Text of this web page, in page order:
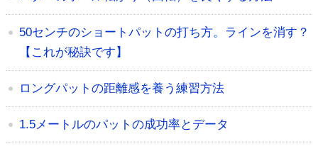
50センチのショートパットの打ち方。ラインを消す？
【これが秘訣です】
ロングパットの距離感を養う練習方法
1.5メートルのパットの成功率とデータ